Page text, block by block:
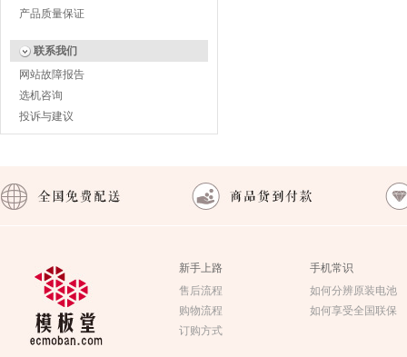
产品质量保证
联系我们
网站故障报告
选机咨询
投诉与建议
新手上路
售后流程
购物流程
订购方式
手机常识
如何分辨原装电池
如何享受全国联保